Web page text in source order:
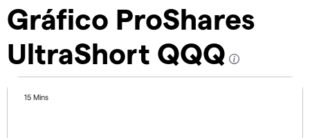
Gráfico ProShares
UltraShort QQQ
15 Mins